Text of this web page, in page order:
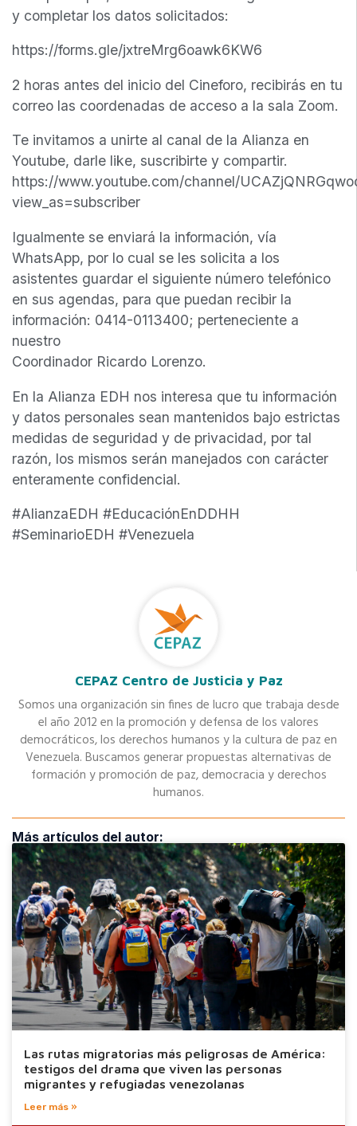
y completar los datos solicitados:
https://forms.gle/jxtreMrg6oawk6KW6
2 horas antes del inicio del Cineforo, recibirás en tu
correo las coordenadas de acceso a la sala Zoom.
Te invitamos a unirte al canal de la Alianza en
Youtube, darle like, suscribirte y compartir.
https://www.youtube.com/channel/
view_as=subscriber
Igualmente se enviará la información, vía
WhatsApp, por lo cual se les solicita a los
asistentes guardar el siguiente número telefónico
en sus agendas, para que puedan recibir la
información: 0414-0113400; perteneciente a
nuestro
Coordinador Ricardo Lorenzo.
En la Alianza EDH nos interesa que tu información
y datos personales sean mantenidos bajo estrictas
medidas de seguridad y de privacidad, por tal
razón, los mismos serán manejados con carácter
enteramente confidencial.
#AlianzaEDH #EducaciónEnDDHH
#SeminarioEDH #Venezuela
CEPAZ Centro de Justicia y Paz
Somos una organización sin fines de lucro que trabaja desde
el año 2012 en la promoción y defensa de los valores
democráticos, los derechos humanos y la cultura de paz en
Venezuela. Buscamos generar propuestas alternativas de
formación y promoción de paz, democracia y derechos
humanos.
Más artículos del autor:
Las rutas migratorias más peligrosas de América:
testigos del drama que viven las personas
migrantes y refugiadas venezolanas
Leer más »